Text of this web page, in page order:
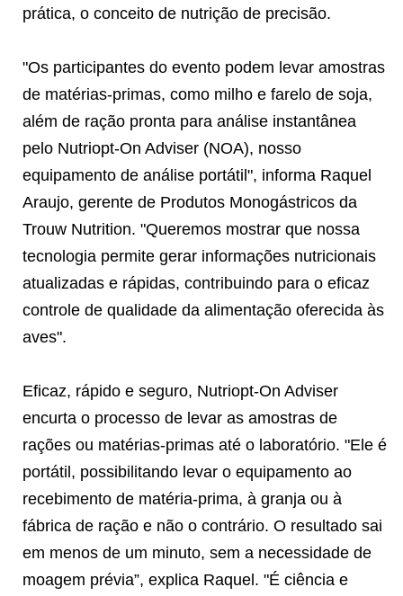
prática, o conceito de nutrição de precisão.
"Os participantes do evento podem levar amostras
de matérias-primas, como milho e farelo de soja,
além de ração pronta para análise instantânea
pelo Nutriopt-On Adviser (NOA), nosso
equipamento de análise portátil", informa Raquel
Araujo, gerente de Produtos Monogástricos da
Trouw Nutrition. "Queremos mostrar que nossa
tecnologia permite gerar informações nutricionais
atualizadas e rápidas, contribuindo para o eficaz
controle de qualidade da alimentação oferecida às
aves".
Eficaz, rápido e seguro, Nutriopt-On Adviser
encurta o processo de levar as amostras de
rações ou matérias-primas até o laboratório. "Ele é
portátil, possibilitando levar o equipamento ao
recebimento de matéria-prima, à granja ou à
fábrica de ração e não o contrário. O resultado sai
em menos de um minuto, sem a necessidade de
moagem prévia”, explica Raquel. "É ciência e